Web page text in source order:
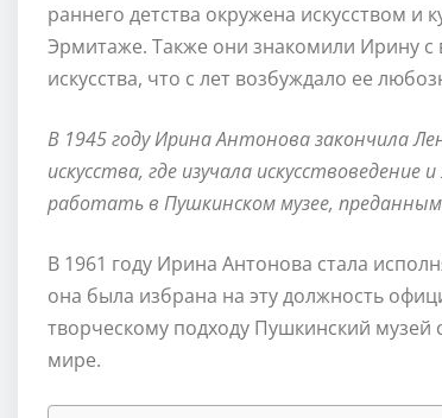
раннего детства окружена искусством и
Эрмитаже. Также они знакомили Ирину
искусства, что с лет возбуждало ее
В 1945 году Ирина Антонова закончила
искусства, где изучала
работать в Пушкинском музее,
В 1961 году Ирина Антонова стала
она была избрана на эту должность
творческому подходу Пушкинский
мире.